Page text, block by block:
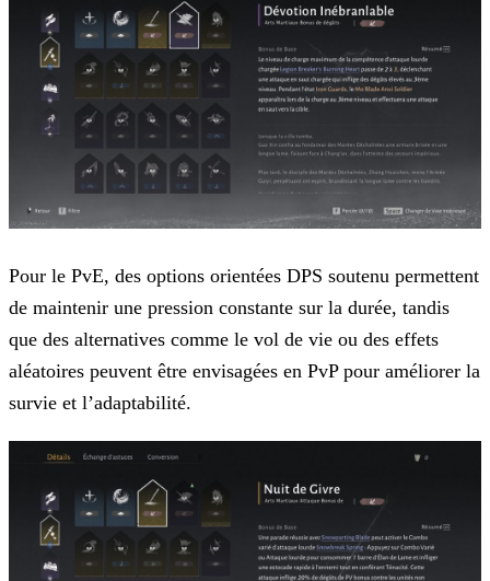
Pour le PvE, des options orientées DPS soutenu permettent
de maintenir une pression constante sur la durée, tandis
que des alternatives comme le vol de vie ou des effets
aléatoires peuvent être envisagées en PvP pour améliorer la
survie et l’adaptabilité.